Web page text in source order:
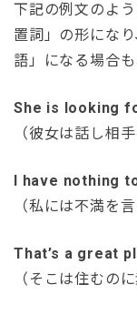
下記の例文のよ
置詞」の形にな
語」になる場合
She is looking
（彼女は話し相
I have nothing
（私には不満を
That’s a great
（そこは住むの